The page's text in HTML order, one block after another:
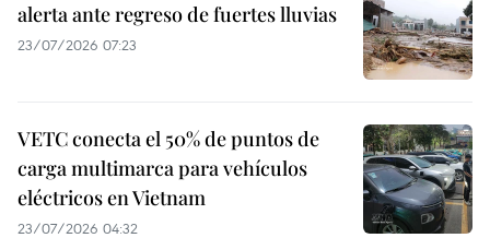
alerta ante regreso de fuertes lluvias
23/07/2026 07:23
VETC conecta el 50% de puntos de
carga multimarca para vehículos
eléctricos en Vietnam
23/07/2026 04:32